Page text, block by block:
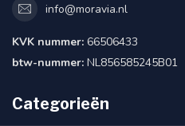
info@moravia.nl
KVK nummer: 66506433
btw-nummer: NL856585245B01
Categorieën